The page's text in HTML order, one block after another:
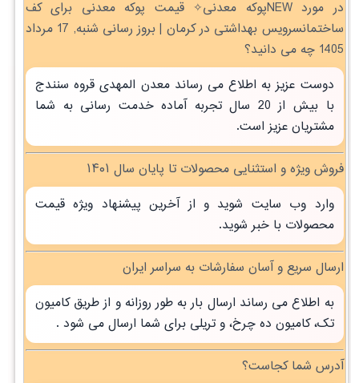
در مورد NEWپوکه معدنی✧ قیمت پوکه معدنی برای کف
ساختمانسرویس بهداشتی در کرمان | بروز رسانی شنبه, 17 مرداد
1405 چه می دانید؟
دوست عزیز به اطلاع می رساند معدن المهدی قروه سنندج
با بیش از 20 سال تجربه آماده خدمت رسانی به شما
مشتریان عزیز است.
فروش ویژه و استثنایی محصولات تا پایان سال ۱۴۰۱
وارد وب سایت شوید و از آخرین پیشنهاد ویژه قیمت
محصولات با خبر شوید.
ارسال سریع و آسان سفارشات به سراسر ایران
به اطلاع می رساند ارسال بار به طور روزانه و از طریق کامیون
تک، کامیون ده چرخ، و تریلی برای شما ارسال می شود .
آدرس شما کجاست؟